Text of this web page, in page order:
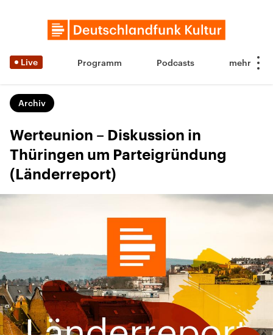
Live Programm Podcasts
Archiv
Werteunion – Diskussion in
Thüringen um Parteigründung
(Länderreport)